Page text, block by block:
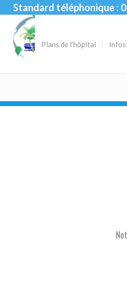
Standard téléphonique :
Plans de l’hôpital